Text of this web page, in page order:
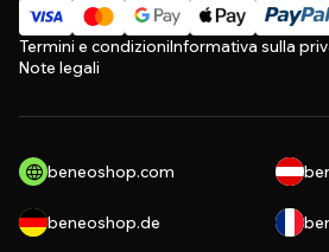
Termini e condizioniInformativa sulla
Note legali
beneoshop.com
beneoshop.de